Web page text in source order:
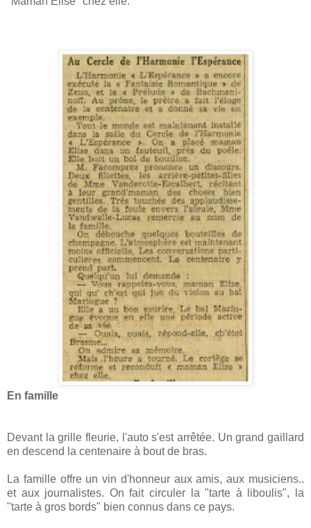
En famille
Devant la grille fleurie, l'auto s'est arrêtée. Un grand gaillard
en descend la centenaire à bout de bras.
La famille offre un vin d'honneur aux amis, aux musiciens..
et aux journalistes. On fait circuler la "tarte à liboulis", la
"tarte à gros bords" bien connus dans ce pays.